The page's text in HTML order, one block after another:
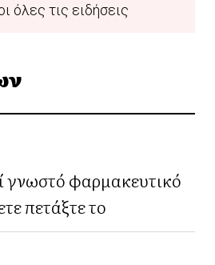
όλες τις ειδήσεις
φαρμακευτικό
πετάξτε το